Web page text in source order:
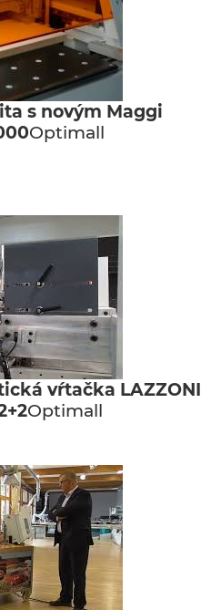
s novým Maggi
Optimall
vŕtačka LAZZONI
Optimall